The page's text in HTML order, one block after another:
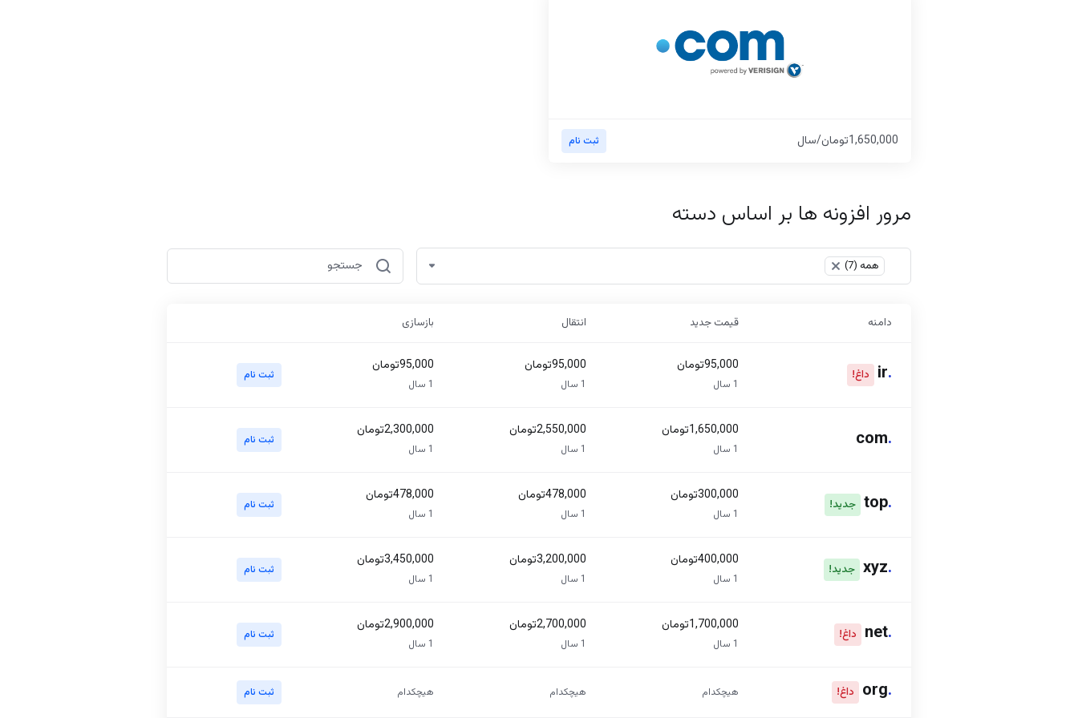
1,650,000تومان/سال ثبت نام
مرور افزونه ها بر اساس دسته
Table Filter
همه (7) ×
دامنه قیمت جدید انتقال بازسازی
.
ir داغ!
95,000تومان
1 سال
95,000تومان
1 سال
95,000تومان
1 سال
ثبت نام
.
com 1,650,000تومان
1 سال
2,550,000تومان
1 سال
2,300,000تومان
1 سال
ثبت نام
.
top جدید!
300,000تومان
1 سال
478,000تومان
1 سال
478,000تومان
1 سال
ثبت نام
.
xyz جدید!
400,000تومان
1 سال
3,200,000تومان
1 سال
3,450,000تومان
1 سال
ثبت نام
.
net داغ!
1,700,000تومان
1 سال
2,700,000تومان
1 سال
2,900,000تومان
1 سال
ثبت نام
.
org داغ! هیچکدام هیچکدام هیچکدام ثبت نام